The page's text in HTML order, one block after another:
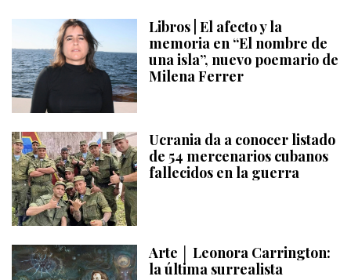
Libros | El afecto y la
memoria en “El nombre de
una isla”, nuevo poemario de
Milena Ferrer
Ucrania da a conocer listado
de 54 mercenarios cubanos
fallecidos en la guerra
Arte │ Leonora Carrington:
la última surrealista